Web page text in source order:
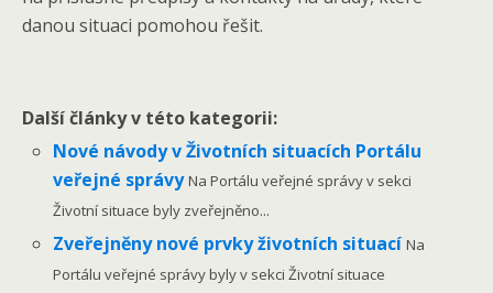
danou situaci pomohou řešit.
Další články v této kategorii:
Nové návody v Životních situacích Portálu
veřejné správyNa Portálu veřejné správy v sekci
Životní situace byly zveřejněno...
Zveřejněny nové prvky životních situacíNa
Portálu veřejné správy byly v sekci Životní situace